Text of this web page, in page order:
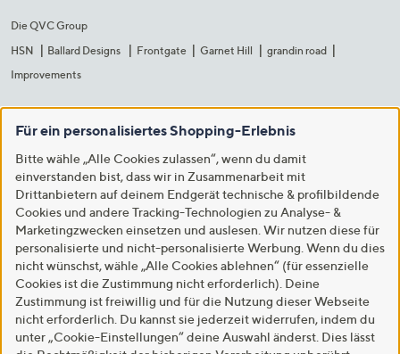
Die QVC Group
HSN
Ballard Designs Frontgate Garnet Hill
grandin road
Improvements
Für ein personalisiertes Shopping-Erlebnis
Bitte wähle „Alle Cookies zulassen“, wenn du damit
einverstanden bist, dass wir in Zusammenarbeit mit
Drittanbietern auf deinem Endgerät technische & profilbildende
Cookies und andere Tracking-Technologien zu Analyse- &
Marketingzwecken einsetzen und auslesen. Wir nutzen diese für
personalisierte und nicht-personalisierte Werbung. Wenn du dies
nicht wünschst, wähle „Alle Cookies ablehnen“ (für essenzielle
Cookies ist die Zustimmung nicht erforderlich). Deine
Zustimmung ist freiwillig und für die Nutzung dieser Webseite
nicht erforderlich. Du kannst sie jederzeit widerrufen, indem du
unter „Cookie-Einstellungen“ deine Auswahl änderst. Dies lässt